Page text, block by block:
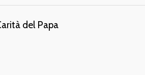
del Papa